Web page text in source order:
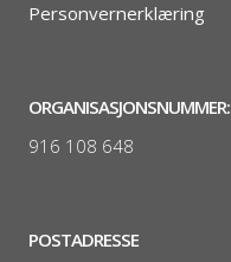
Personvernerklæring
ORGANISASJONSNUMMER:
916 108 648
POSTADRESSE